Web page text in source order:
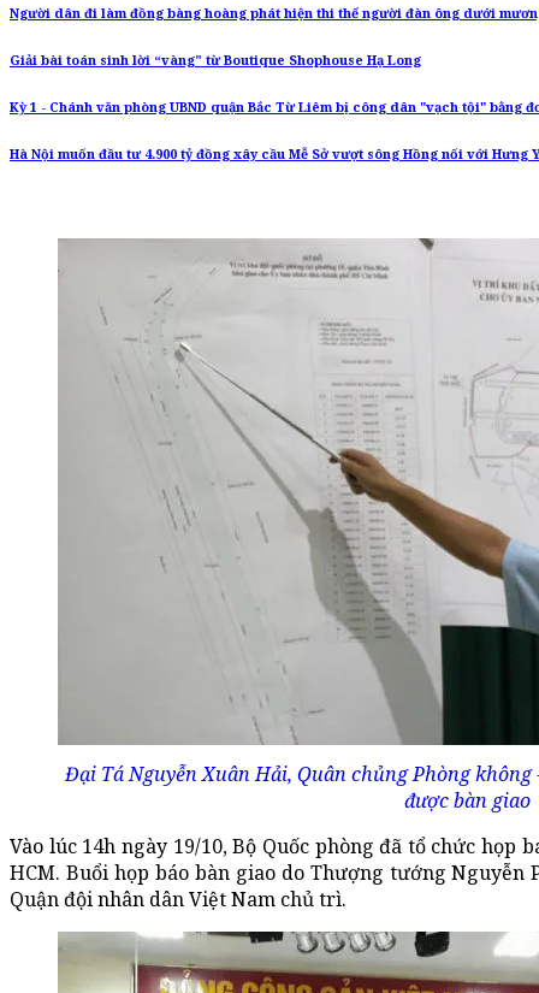
Người dân đi làm đồng bàng hoàng phát hiện thi thể người đàn ông dưới
Giải bài toán sinh lời “vàng” từ Boutique Shophouse Hạ Long
Kỳ 1 - Chánh văn phòng UBND quận Bắc Từ Liêm bị công dân "vạch tội" bằng
Hà Nội muốn đầu tư 4.900 tỷ đồng xây cầu Mễ Sở vượt sông Hồng nối với Hưng
Đại Tá Nguyễn Xuân Hải, Quân chủng Phòng
được bàn giao
Vào lúc 14h ngày 19/10, Bộ Quốc phòng đã tổ chức họp
HCM. Buổi họp báo bàn giao do Thượng tướng
Quận đội nhân dân Việt Nam chủ trì.